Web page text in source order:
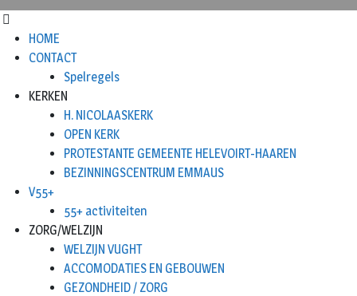
HOME
CONTACT
Spelregels
KERKEN
H. NICOLAASKERK
OPEN KERK
PROTESTANTE GEMEENTE HELEVOIRT-HAAREN
BEZINNINGSCENTRUM EMMAUS
V55+
55+ activiteiten
ZORG/WELZIJN
WELZIJN VUGHT
ACCOMODATIES EN GEBOUWEN
GEZONDHEID / ZORG